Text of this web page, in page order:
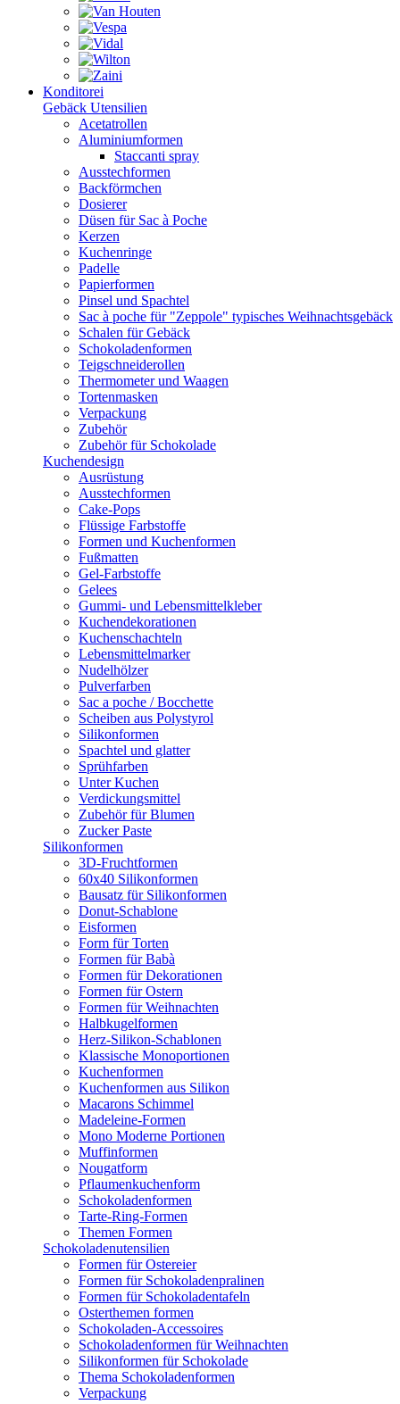
Konditorei
Gebäck Utensilien
Acetatrollen
Aluminiumformen
Staccanti spray
Ausstechformen
Backförmchen
Dosierer
Düsen für Sac à Poche
Kerzen
Kuchenringe
Padelle
Papierformen
Pinsel und Spachtel
Sac à poche für "Zeppole" typisches Weihnachtsgebäck
Schalen für Gebäck
Schokoladenformen
Teigschneiderollen
Thermometer und Waagen
Tortenmasken
Verpackung
Zubehör
Zubehör für Schokolade
Kuchendesign
Ausrüstung
Ausstechformen
Cake-Pops
Flüssige Farbstoffe
Formen und Kuchenformen
Fußmatten
Gel-Farbstoffe
Gelees
Gummi- und Lebensmittelkleber
Kuchendekorationen
Kuchenschachteln
Lebensmittelmarker
Nudelhölzer
Pulverfarben
Sac a poche / Bocchette
Scheiben aus Polystyrol
Silikonformen
Spachtel und glatter
Sprühfarben
Unter Kuchen
Verdickungsmittel
Zubehör für Blumen
Zucker Paste
Silikonformen
3D-Fruchtformen
60x40 Silikonformen
Bausatz für Silikonformen
Donut-Schablone
Eisformen
Form für Torten
Formen für Babà
Formen für Dekorationen
Formen für Ostern
Formen für Weihnachten
Halbkugelformen
Herz-Silikon-Schablonen
Klassische Monoportionen
Kuchenformen
Kuchenformen aus Silikon
Macarons Schimmel
Madeleine-Formen
Mono Moderne Portionen
Muffinformen
Nougatform
Pflaumenkuchenform
Schokoladenformen
Tarte-Ring-Formen
Themen Formen
Schokoladenutensilien
Formen für Ostereier
Formen für Schokoladenpralinen
Formen für Schokoladentafeln
Osterthemen formen
Schokoladen-Accessoires
Schokoladenformen für Weihnachten
Silikonformen für Schokolade
Thema Schokoladenformen
Verpackung